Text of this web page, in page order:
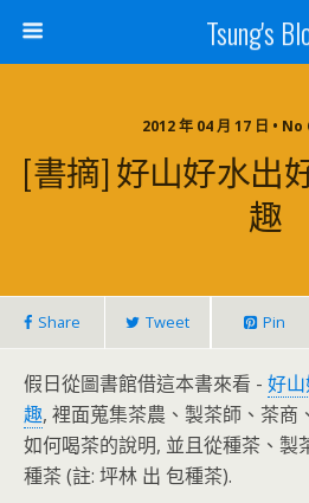
Tsung's
2012 年 04 月 17 日 •
[書摘] 好山好水出
趣
Share Tweet Pin
假日從圖書館借這本書來看 - 好
趣, 裡面蒐集茶農、製茶師、茶商
如何喝茶的說明, 並且從種茶、製
種茶 (註: 坪林 出 包種茶).